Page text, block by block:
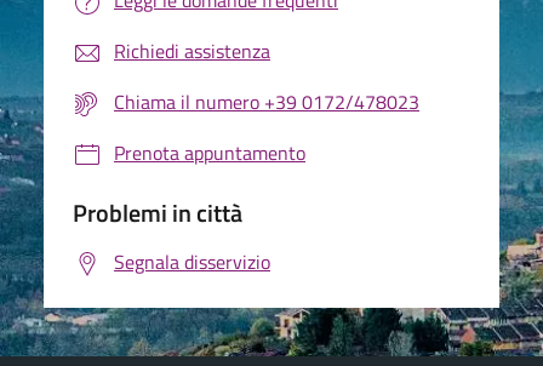
Richiedi assistenza
Chiama il numero +39 0172/478023
Prenota appuntamento
Problemi in città
Segnala disservizio